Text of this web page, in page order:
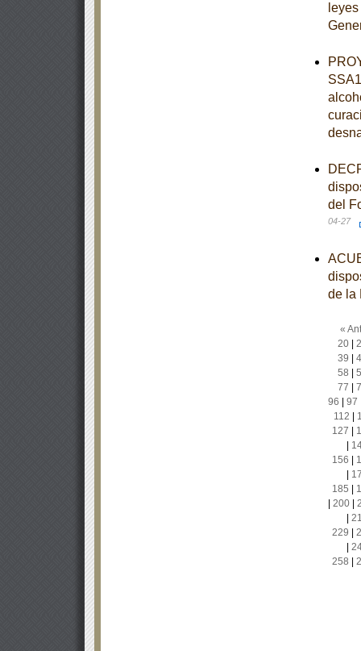
del
04-27
de la
«
20|
39
58
77
96
97
112
127
156
185
200|
229
258